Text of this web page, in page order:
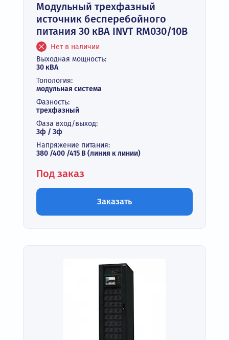
Модульный трехфазный
источник бесперебойного
питания 30 кВА INVT RM030/10B
Нет в наличии
Выходная мощность:
30 кВА
Топология:
модульная система
Фазность:
трехфазный
Фаза вход/выход:
3ф / 3ф
Напряжение питания:
380 /400 /415 В (линия к линии)
Под заказ
Заказать